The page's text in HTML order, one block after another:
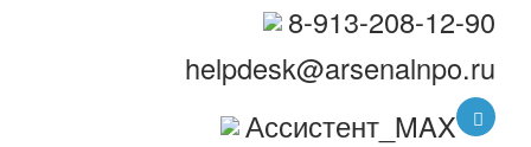
8-913-208-12-90
helpdesk@arsenalnpo.ru
Ассистент_MAX